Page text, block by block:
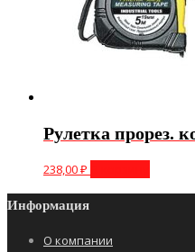
Рулетка прорез.
238,00₽
Информация
О компании